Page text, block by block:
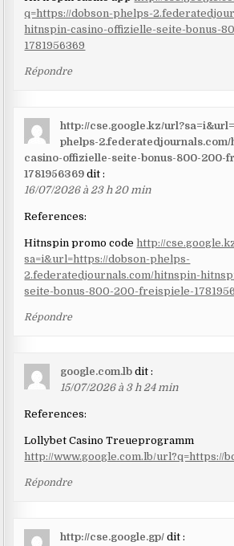
q=https://dobson-phelps-
hitnspin-casino-offizielle-seite-bonus-
1781956369
Répondre
http://cse.google.kz/
phelps-
casino-offizielle-seite-bonus-800-200-
1781956369 dit :
16/07/2026 à 23 h 20 min
References:
Hitnspin promo codehttp://
sa=i&url=https://dobson-phelps-
2.federatedjournals.com/hitnspin-
seite-bonus-800-200-freispiele-
Répondre
google.com.lb dit :
15/07/2026 à 3 h 24 min
References:
Lollybet Casino Treueprogramm
http://www.google.com.lb/url?q=https://
Répondre
http://cse.google.gp/ dit :